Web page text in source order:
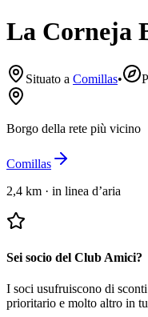
La Corneja
Situato a Comillas•
Borgo della rete più vicino
Comillas
2,4 km · in linea d’aria
Sei socio del Club Amici?
I soci usufruiscono di
prioritario e molto altro in